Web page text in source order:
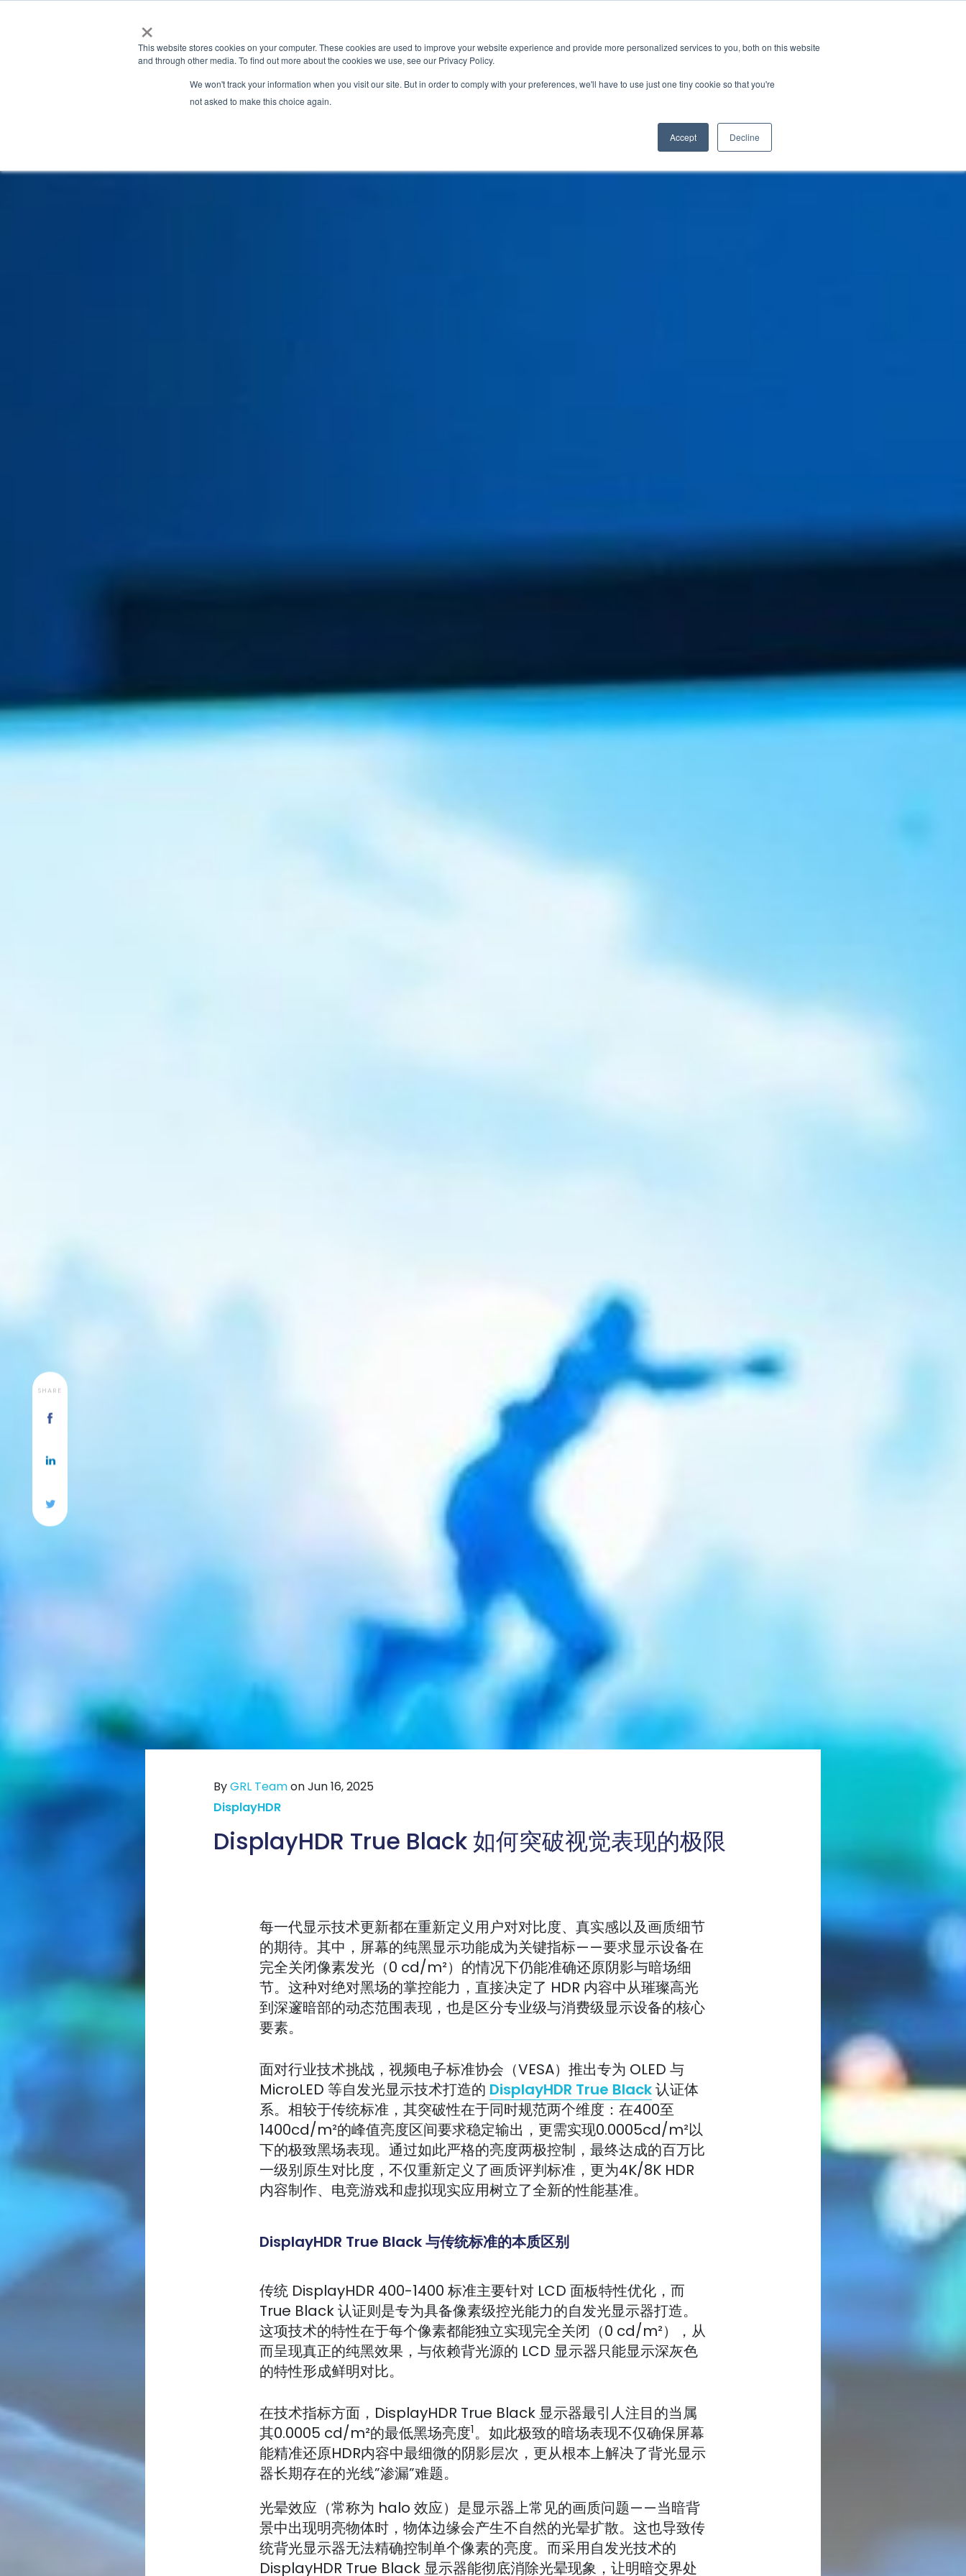
×
This website stores cookies on your computer. These cookies are used to improve your website experience and provide more personalized services to you, both on this website
and through other media. To find out more about the cookies we use, see our Privacy Policy.
We won't track your information when you visit our site. But in order to comply with your preferences, we'll have to use just one tiny cookie so that you're
not asked to make this choice again.
Accept Decline
应用 市场准入服务
ByGRL Teamon Jun 16, 2025
DisplayHDR
DisplayHDR True Black 如何突破视觉表现的极限
SHARE
每一代显示技术更新都在重新定义用户对对比度、真实感以及画质细节
的期待。其中，屏幕的纯黑显示功能成为关键指标——要求显示设备在
完全关闭像素发光（0 cd/m²）的情况下仍能准确还原阴影与暗场细
节。这种对绝对黑场的掌控能力，直接决定了 HDR 内容中从璀璨高光
到深邃暗部的动态范围表现，也是区分专业级与消费级显示设备的核心
要素。
面对行业技术挑战，视频电子标准协会（VESA）推出专为 OLED 与
MicroLED 等自发光显示技术打造的 DisplayHDR True Black认证体
系。相较于传统标准，其突破性在于同时规范两个维度：在400至
1400cd/m²的峰值亮度区间要求稳定输出，更需实现0.0005cd/m²以
下的极致黑场表现。通过如此严格的亮度两极控制，最终达成的百万比
一级别原生对比度，不仅重新定义了画质评判标准，更为4K/8K HDR
内容制作、电竞游戏和虚拟现实应用树立了全新的性能基准。
DisplayHDR True Black 与传统标准的本质区别
传统 DisplayHDR 400-1400 标准主要针对 LCD 面板特性优化，而
True Black 认证则是专为具备像素级控光能力的自发光显示器打造。
这项技术的特性在于每个像素都能独立实现完全关闭（0 cd/m²），从
而呈现真正的纯黑效果，与依赖背光源的 LCD 显示器只能显示深灰色
的特性形成鲜明对比。
在技术指标方面，DisplayHDR True Black 显示器最引人注目的当属
其0.0005 cd/m²的最低黑场亮度1。如此极致的暗场表现不仅确保屏幕
能精准还原HDR内容中最细微的阴影层次，更从根本上解决了背光显示
器长期存在的光线”渗漏”难题。
光晕效应（常称为 halo 效应）是显示器上常见的画质问题——当暗背
景中出现明亮物体时，物体边缘会产生不自然的光晕扩散。这也导致传
统背光显示器无法精确控制单个像素的亮度。而采用自发光技术的
DisplayHDR True Black 显示器能彻底消除光晕现象，让明暗交界处